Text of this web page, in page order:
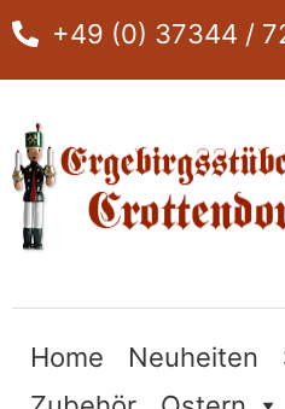
Zum
+49 (0) 37344 /
Home Neuheiten